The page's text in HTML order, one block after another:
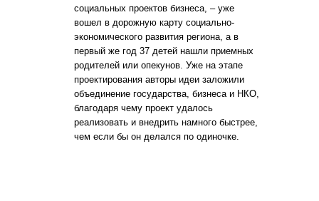
социальных проектов бизнеса, – уже
вошел в дорожную карту социально-
экономического развития региона, а в
первый же год 37 детей нашли приемных
родителей или опекунов. Уже на этапе
проектирования авторы идеи заложили
объединение государства, бизнеса и НКО,
благодаря чему проект удалось
реализовать и внедрить намного быстрее,
чем если бы он делался по одиночке.